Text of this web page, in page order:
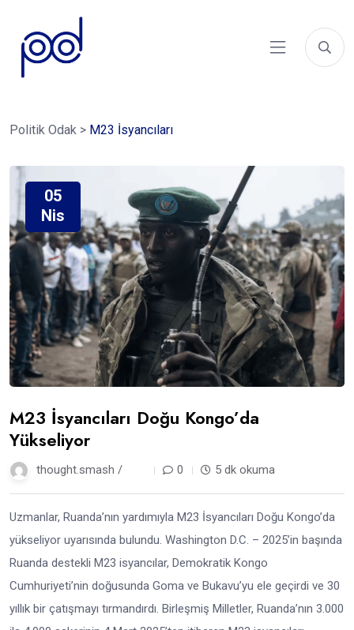
Politik Odak > M23 İsyancıları
05
Nis
M23 İsyancıları Doğu Kongo’da
Yükseliyor
thought.smash / 0 5 dk okuma
Uzmanlar, Ruanda’nın yardımıyla M23 İsyancıları Doğu Kongo’da
yükseliyor uyarısında bulundu. Washington D.C. – 2025’in başında
Ruanda destekli M23 isyancılar, Demokratik Kongo
Cumhuriyeti’nin doğusunda Goma ve Bukavu’yu ele geçirdi ve 30
yıllık bir çatışmayı tırmandırdı. Birleşmiş Milletler, Ruanda’nın 3.000